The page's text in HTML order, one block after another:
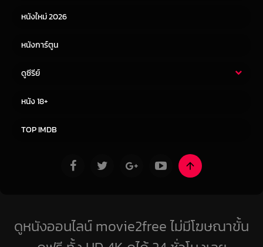
หนังใหม่ 2026
หนังการ์ตูน
ดูซีรีย์
หนัง 18+
TOP IMDB
ดูหนังออนไลน์ movie2free ไม่มีโฆษณาขั้น